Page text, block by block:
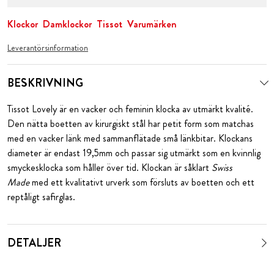
Klockor Damklockor Tissot Varumärken
Leverantörsinformation
BESKRIVNING
Tissot Lovely är en vacker och feminin klocka av utmärkt kvalité.
Den nätta boetten av kirurgiskt stål har petit form som matchas
med en vacker länk med sammanflätade små länkbitar. Klockans
diameter är endast 19,5mm och passar sig utmärkt som en kvinnlig
smyckesklocka som håller över tid. Klockan är såklart Swiss
Mademed ett kvalitativt urverk som försluts av boetten och ett
reptåligt safirglas.
DETALJER